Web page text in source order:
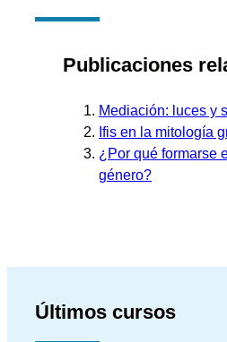
Publicaciones
Mediación: luces y
Ifis en la mitología
¿Por qué formarse
género?
Últimos cursos